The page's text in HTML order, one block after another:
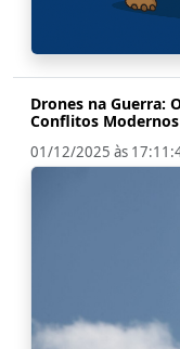
Drones na Guerra:
Conflitos Modernos
01/12/2025 às